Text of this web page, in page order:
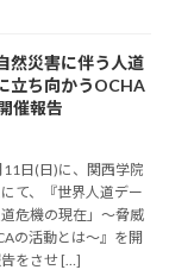
然災害に伴う人道
立ち向かうOCHA
催報告
日(日)に、関西学院
て、『世界人道デー
危機の現在」〜脅威
の活動とは〜』を開
をさせ […]